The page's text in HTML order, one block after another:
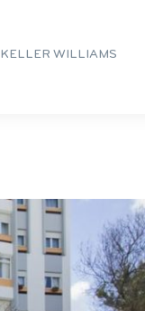
KELLER WILLIAMS